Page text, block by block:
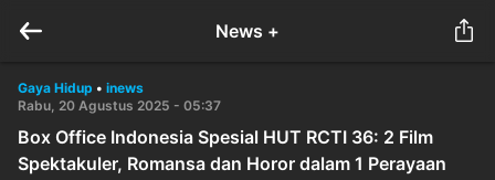
News +
Gaya Hidup • inews
Rabu, 20 Agustus 2025 - 05:37
Box Office Indonesia Spesial HUT RCTI 36: 2 Film
Spektakuler, Romansa dan Horor dalam 1 Perayaan